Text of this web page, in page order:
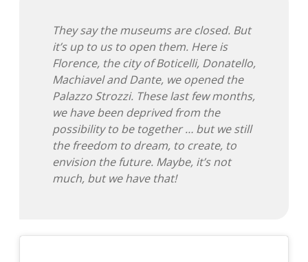
Adventskalender 2015
Adventskalender 2016
Adventskalender 2017
Adventskalender 2018
Adventskalender 2019
They say the museums are closed. But
it’s up to us to open them. Here is
Florence, the city of Boticelli, Donatello,
Machiavel and Dante, we opened the
Palazzo Strozzi. These last few months,
we have been deprived from the
possibility to be together … but we still
the freedom to dream, to create, to
envision the future. Maybe, it’s not
much, but we have that!